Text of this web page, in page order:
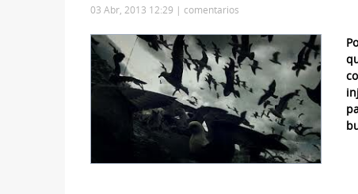
03 Abr, 2013 12:29 | comentarios